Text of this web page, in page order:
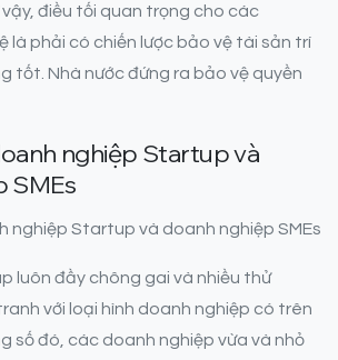
vậy, điều tối quan trọng cho các
là phải có chiến lược bảo vệ tài sản trí
tốt. Nhà nước đứng ra bảo vệ quyền
nghiệp Startup và
SMEs
luôn đầy chông gai và nhiều thử
với loại hình doanh nghiệp có trên
số đó, các doanh nghiệp vừa và nhỏ